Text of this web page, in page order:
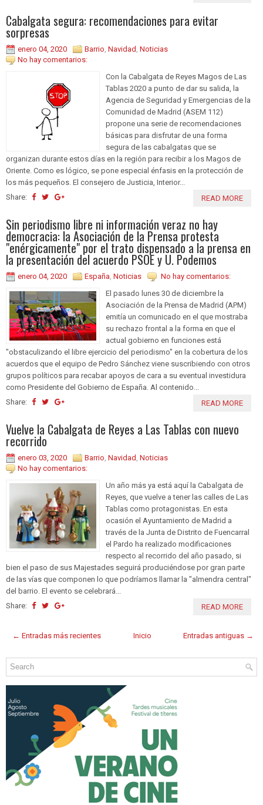
Cabalgata segura: recomendaciones para evitar
sorpresas
enero 04, 2020 Barrio, Navidad , Noticias
No hay comentarios:
Con la Cabalgata de Reyes Magos de Las
Tablas 2020 a punto de dar su salida, la
Agencia de Seguridad y Emergencias de la
Comunidad de Madrid (ASEM 112)
propone una serie de recomendaciones
básicas para disfrutar de una forma
segura de las cabalgatas que se
organizan durante estos días en la región para recibir a los Magos de
Oriente. Como es lógico, se pone especial énfasis en la protección de
los más pequeños. El consejero de Justicia, Interior...
Share:
READ MORE
Sin periodismo libre ni información veraz no hay
democracia: la Asociación de la Prensa protesta
"enérgicamente" por el trato dispensado a la prensa en
la presentación del acuerdo PSOE y U. Podemos
enero 04, 2020 España, Noticias
No hay comentarios:
El pasado lunes 30 de diciembre la
Asociación de la Prensa de Madrid (APM)
emitía un comunicado en el que mostraba
su rechazo frontal a la forma en que el
actual gobierno en funciones está
"obstaculizando el libre ejercicio del periodismo" en la cobertura de los
acuerdos que el equipo de Pedro Sánchez viene suscribiendo con otros
grupos políticos para recabar apoyos de cara a su eventual investidura
como Presidente del Gobierno de España. Al contenido...
Share:
READ MORE
Vuelve la Cabalgata de Reyes a Las Tablas con nuevo
recorrido
enero 03, 2020 Barrio, Navidad , Noticias
No hay comentarios:
Un año más ya está aquí la Cabalgata de
Reyes, que vuelve a tener las calles de Las
Tablas como protagonistas. En esta
ocasión el Ayuntamiento de Madrid a
través de la Junta de Distrito de Fuencarral
el Pardo ha realizado modificaciones
respecto al recorrido del año pasado, si
bien el paso de sus Majestades seguirá produciéndose por gran parte
de las vías que componen lo que podríamos llamar la "almendra central"
del barrio. El evento se celebrará...
Share:
READ MORE
← Entradas más recientes Entradas antiguas →
Inicio